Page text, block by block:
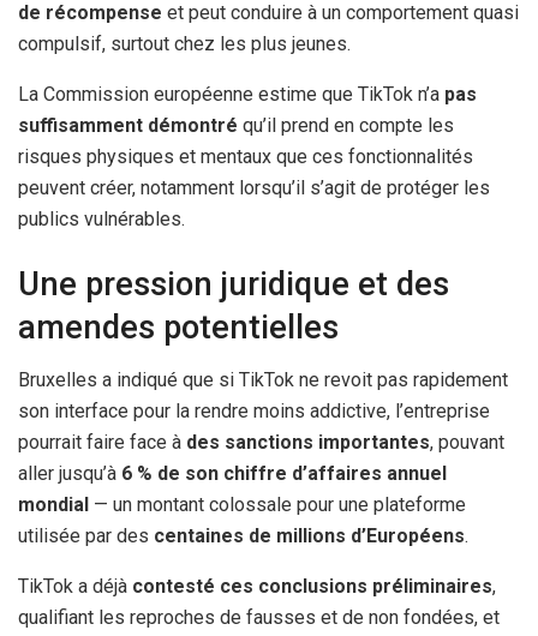
de récompense et peut conduire à un comportement quasi
compulsif, surtout chez les plus jeunes.
La Commission européenne estime que TikTok n’a pas
suffisamment démontré qu’il prend en compte les
risques physiques et mentaux que ces fonctionnalités
peuvent créer, notamment lorsqu’il s’agit de protéger les
publics vulnérables.
Une pression juridique et des
amendes potentielles
Bruxelles a indiqué que si TikTok ne revoit pas rapidement
son interface pour la rendre moins addictive, l’entreprise
pourrait faire face à des sanctions importantes, pouvant
aller jusqu’à 6 % de son chiffre d’affaires annuel
mondial — un montant colossale pour une plateforme
utilisée par des centaines de millions d’Européens.
TikTok a déjà contesté ces conclusions préliminaires,
qualifiant les reproches de fausses et de non fondées, et